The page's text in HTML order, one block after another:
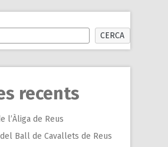
CERCA
recents
l’Àliga de Reus
Ball de Cavallets de Reus